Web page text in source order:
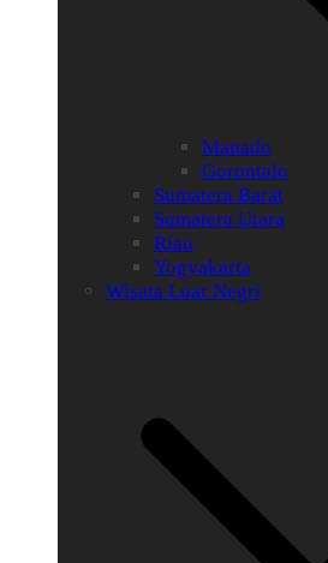
Manado
Gorontalo
Sumatera Barat
Sumatera Utara
Riau
Yogyakarta
Wisata Luar Negri